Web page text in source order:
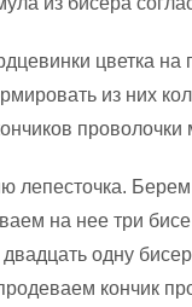
цветка
из них
лепесточка. Берем
на нее три
одну
кончик